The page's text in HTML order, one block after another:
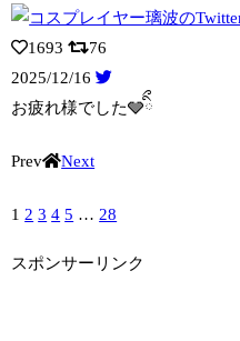
1693
76
2025/12/16
お疲れ様でした🩶ིྀ
Prev Next
1 2 3 4 5 … 28
スポンサーリンク